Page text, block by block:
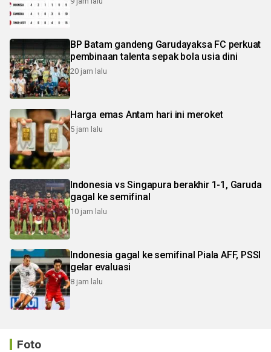
BP Batam gandeng Garudayaksa FC perkuat
pembinaan talenta sepak bola usia dini
20 jam lalu
Harga emas Antam hari ini meroket
5 jam lalu
Indonesia vs Singapura berakhir 1-1, Garuda
gagal ke semifinal
10 jam lalu
Indonesia gagal ke semifinal Piala AFF, PSSI
gelar evaluasi
8 jam lalu
Foto